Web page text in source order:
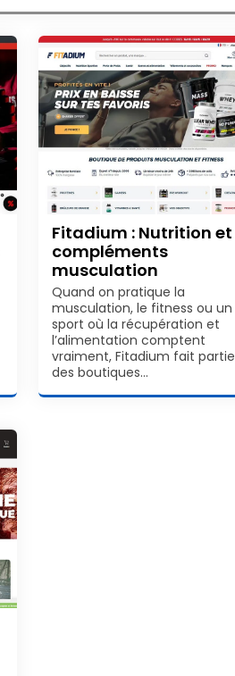
Fitadium : Nutrition et
compléments
musculation
Quand on pratique la
musculation, le fitness ou un
sport où la récupération et
l’alimentation comptent
vraiment, Fitadium fait partie
des boutiques…